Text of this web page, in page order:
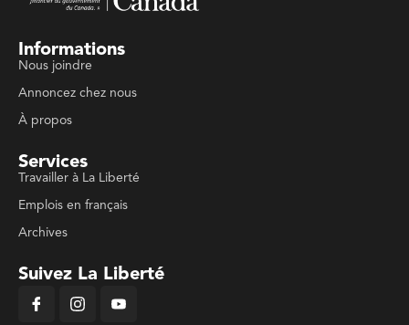
Informations
Nous joindre
Annoncez chez nous
À propos
Services
Travailler à La Liberté
Emplois en français
Archives
Suivez La Liberté